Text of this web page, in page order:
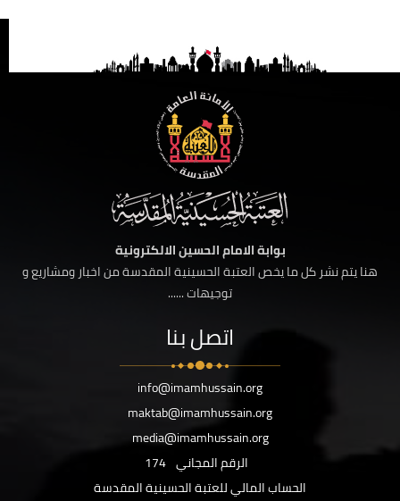
بوابة الامام الحسين الالكترونية
هنا يتم نشر كل ما يخص العتبة الحسينية المقدسة من اخبار ومشاريع و
توجيهات ......
اتصل بنا
info@imamhussain.org
maktab@imamhussain.org
media@imamhussain.org
الرقم المجاني 174
الحساب المالي للعتبة الحسينية المقدسة